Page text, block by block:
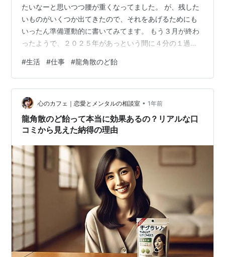
たいなーと思いつつ腰が重くなってました。 が、残した
いものがいくつか出てきたので、それをあげるためにも
いったん準備運動的に書いてみてます。 もう３月が終わ
ったようで、２０２５年があっという間に４分の１過ぎ
きますね。 そして私はもたもたのんびりとしていました
が、２月末から新しい仕事を始めました🎉 色々と迷って
考えていたのですが今の生活や総合的に横浜で働くとい
う選択をしました( ﾟдﾟ )わー そうです、都会で働いてい
ます( ﾟдﾟ ) 横浜 フリー画像 で検索して出てきたやつ。
３月はじめ…
#生活 #仕事 #龍角散のど飴
心のカフェ｜恋愛とメンタルの相談室 • 1年前
龍角散のど飴って本当に効果あるの？リアルな口
コミから見えた納得の理由